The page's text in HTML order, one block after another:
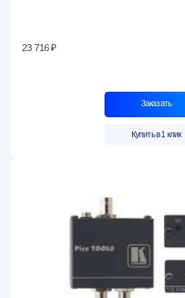
23 716 ₽
Заказать
Купить в 1 клик